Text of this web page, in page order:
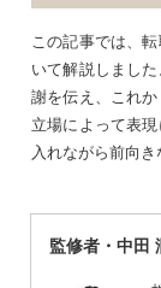
この記事では、
いて解説しまし
謝を伝え、これ
立場によって表
入れながら前向き
監修者・中田